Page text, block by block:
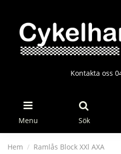
Kontakta oss
Menu Sök
Hem Ramlås Block XXl AXA